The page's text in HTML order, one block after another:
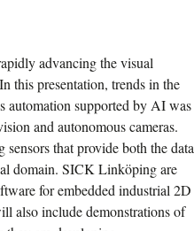
advancing the visual
this presentation, trends in the
automation supported by AI was
and autonomous cameras.
that provide both the data
domain. SICK Linköping are
for embedded industrial 2D
also include demonstrations of